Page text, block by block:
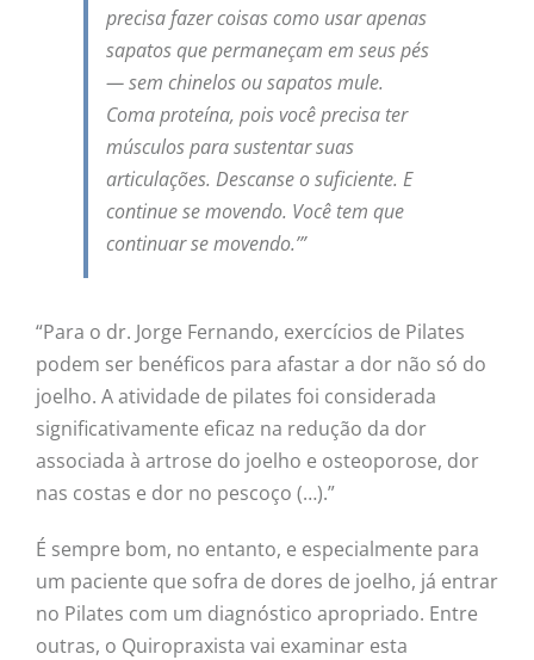
precisa fazer coisas como usar apenas
sapatos que permaneçam em seus pés
— sem chinelos ou sapatos mule.
Coma proteína, pois você precisa ter
músculos para sustentar suas
articulações. Descanse o suficiente. E
continue se movendo. Você tem que
continuar se movendo.’”
“Para o dr. Jorge Fernando, exercícios de Pilates
podem ser benéficos para afastar a dor não só do
joelho. A atividade de pilates foi considerada
significativamente eficaz na redução da dor
associada à artrose do joelho e osteoporose, dor
nas costas e dor no pescoço (…).”
É sempre bom, no entanto, e especialmente para
um paciente que sofra de dores de joelho, já entrar
no Pilates com um diagnóstico apropriado. Entre
outras, o Quiropraxista vai examinar esta